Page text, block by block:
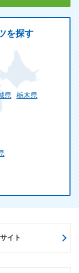
を探す
県
栃木県
イト